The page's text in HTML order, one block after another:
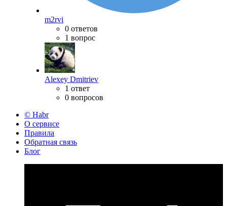
m2rvi
0 ответов
1 вопрос
Alexey Dmitriev
1 ответ
0 вопросов
© Habr
О сервисе
Правила
Обратная связь
Блог